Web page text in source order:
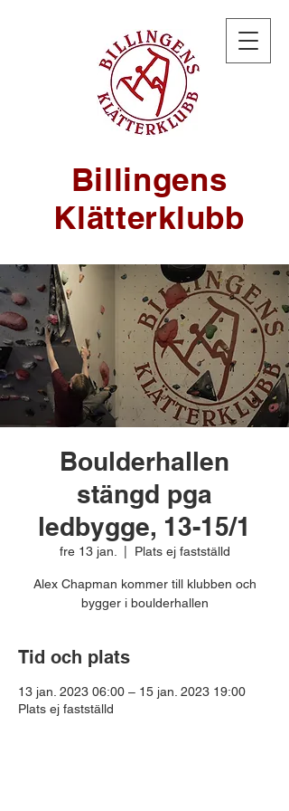
Billingens
Klätterklubb
Boulderhallen
stängd pga
ledbygge, 13-15/1
fre 13 jan. Plats ej fastställd
Alex Chapman kommer till klubben och
bygger i boulderhallen
Tid och plats
13 jan. 2023 06:00 – 15 jan. 2023 19:00
Plats ej fastställd